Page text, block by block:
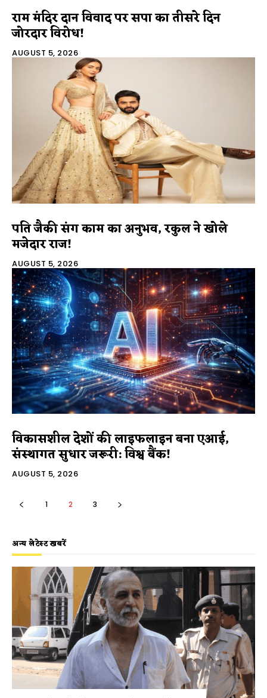
राम मंदिर दान विवाद पर सपा का तीसरे दिन
जोरदार विरोध!
AUGUST 5, 2026
पति जैकी संग काम का अनुभव, रकुल ने खोले
मजेदार राज!
AUGUST 5, 2026
विकासशील देशों की लाइफलाइन बना एआई,
संस्थागत सुधार जरूरी: विश्व बैंक!
AUGUST 5, 2026
1 2 3
अन्य लेटेस्ट खबरें